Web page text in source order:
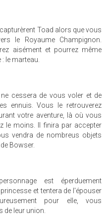
Toad alors que vous
le Royaume Champignon.
aisément et pourrez même
le marteau.
cessera de vous voler et de
ennuis. Vous le retrouverez
votre aventure, là où vous
le moins. Il finira par accepter
vendra de nombreus objets
Bowser.
est éperduement
et tentera de l'épouser
pour elle, vous
de leur union.